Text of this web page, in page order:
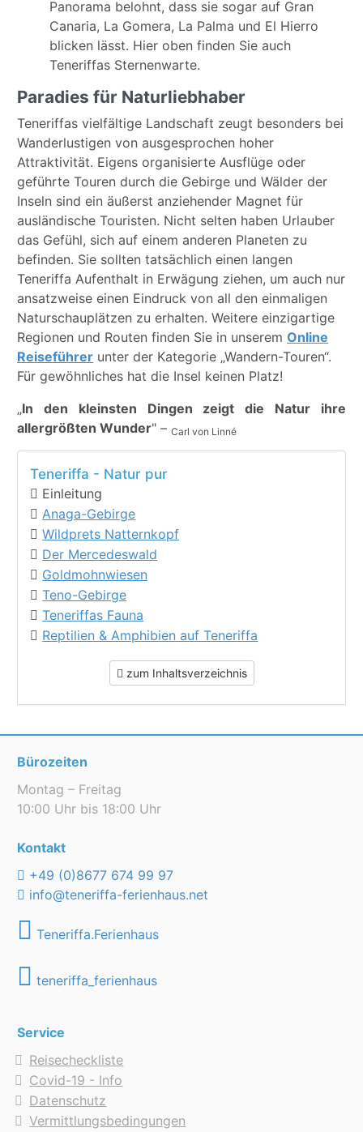
Panorama belohnt, dass sie sogar auf Gran
Canaria, La Gomera, La Palma und El Hierro
blicken lässt. Hier oben finden Sie auch
Teneriffas Sternenwarte.
Paradies für Naturliebhaber
Teneriffas vielfältige Landschaft zeugt besonders bei
Wanderlustigen von ausgesprochen hoher
Attraktivität. Eigens organisierte Ausflüge oder
geführte Touren durch die Gebirge und Wälder der
Inseln sind ein äußerst anziehender Magnet für
ausländische Touristen. Nicht selten haben Urlauber
das Gefühl, sich auf einem anderen Planeten zu
befinden. Sie sollten tatsächlich einen langen
Teneriffa Aufenthalt in Erwägung ziehen, um auch nur
ansatzweise einen Eindruck von all den einmaligen
Naturschauplätzen zu erhalten. Weitere einzigartige
Regionen und Routen finden Sie in unseremOnline
Reiseführer unter der Kategorie „Wandern-Touren“.
Für gewöhnliches hat die Insel keinen Platz!
„In den kleinsten Dingen zeigt die Natur ihre
allergrößten Wunder" –Carl von Linné
Teneriffa - Natur pur
Einleitung
Anaga-Gebirge
Wildprets Natternkopf
Der Mercedeswald
Goldmohnwiesen
Teno-Gebirge
Teneriffas Fauna
Reptilien & Amphibien auf Teneriffa
zum Inhaltsverzeichnis
Bürozeiten
Montag – Freitag
10:00 Uhr bis 18:00 Uhr
Kontakt
+49 (0)8677 674 99 97
info@teneriffa-ferienhaus.net
Teneriffa.Ferienhaus
teneriffa_ferienhaus
Service
Reisecheckliste
Covid-19 - Info
Datenschutz
Vermittlungsbedingungen